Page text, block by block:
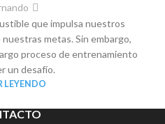
que impulsa nuestros
metas. Sin embargo,
proceso de entrenamiento
un desafío.
LEYENDO